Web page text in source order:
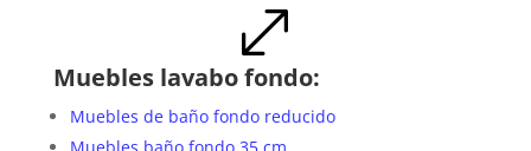
.
Muebles lavabo fondo:
Muebles de baño fondo reducido